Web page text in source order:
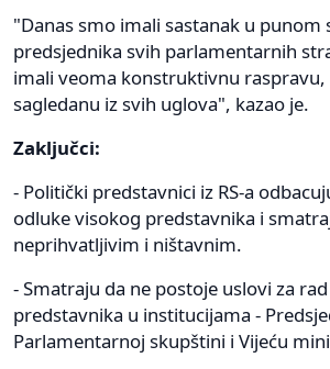
"Danas smo imali sastanak u punom
predsjednika svih parlamentarnih
imali veoma konstruktivnu
sagledanu iz svih uglova", kazao je.
Zaključci:
- Politički predstavnici iz RS-a
odluke visokog predstavnika i
neprihvatljivim i ništavnim.
- Smatraju da ne postoje uslovi za
predstavnika u institucijama -
Parlamentarnoj skupštini i Vijeću